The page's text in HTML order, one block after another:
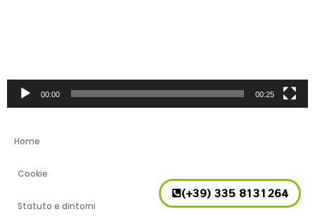
00:00 00:25
Home
Cookie
Statuto e dintorni
(+39) 335 8131264